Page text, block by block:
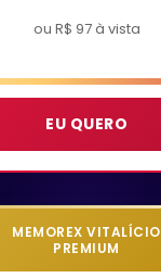
ou R$ 97 à vista
EU QUERO
MEMOREX VITALÍCIO
PREMIUM